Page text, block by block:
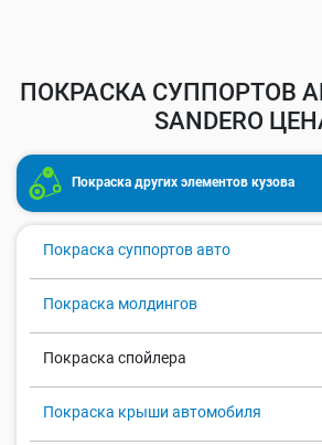
ПОКРАСКА СУППОРТОВ
SANDERO
Покраска других элементов кузова
Покраска суппортов авто
Покраска молдингов
Покраска спойлера
Покраска крыши автомобиля